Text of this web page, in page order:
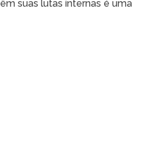
suas lutas internas é uma